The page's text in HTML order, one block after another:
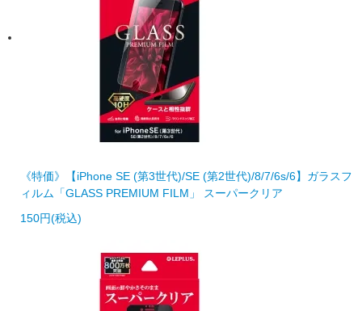
《特価》【iPhone SE (第3世代)/SE (第2世代)/8/7/6s/6】ガラスフ
ィルム「GLASS PREMIUM FILM」 スーパークリア
150円(税込)